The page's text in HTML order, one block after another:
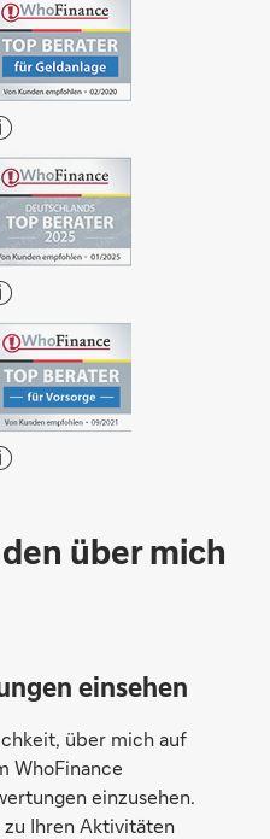
über mich
einsehen
über mich auf
WhoFinance
einzusehen.
Ihren Aktivitäten